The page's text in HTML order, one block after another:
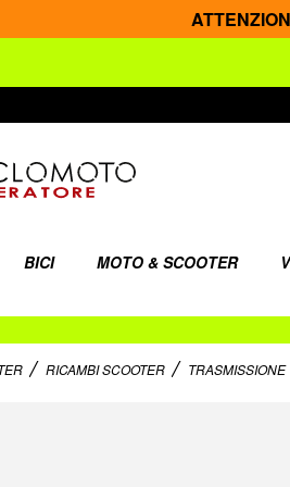
BICI MOTO & SCOOTER
RICAMBI SCOOTER TRASMISSIONE